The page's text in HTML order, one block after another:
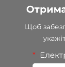
Щоб